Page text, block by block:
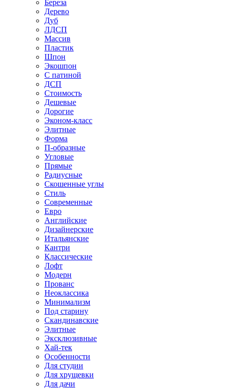
Береза
Дерево
Дуб
ЛДСП
Массив
Пластик
Шпон
Экошпон
С патиной
ДСП
Стоимость
Дешевые
Дорогие
Эконом-класс
Элитные
Форма
П-образные
Угловые
Прямые
Радиусные
Скошенные углы
Стиль
Современные
Евро
Английские
Дизайнерские
Итальянские
Кантри
Классические
Лофт
Модерн
Прованс
Неоклассика
Минимализм
Под старину
Скандинавские
Элитные
Эксклюзивные
Хай-тек
Особенности
Для студии
Для хрущевки
Для дачи